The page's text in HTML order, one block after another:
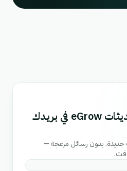
احصل على آخر تحديثات eGrow في بريدك
بدون رسائل مزعجة —